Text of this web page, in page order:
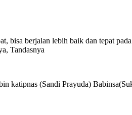
bisa berjalan lebih baik dan tepat
Tandasnya
katipnas (Sandi Prayuda)